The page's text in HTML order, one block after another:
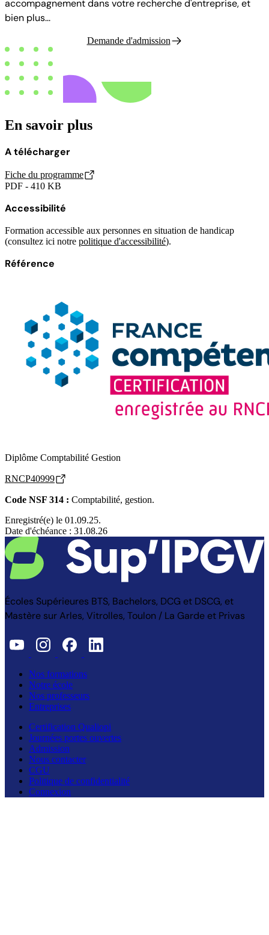
accompagnement dans votre recherche d'entreprise, et
bien plus...
Demande d'admission
En savoir plus
A télécharger
Fiche du programme
PDF - 410 KB
Accessibilité
Formation accessible aux personnes en situation de handicap
(consultez ici notre politique d'accessibilité).
Référence
Diplôme Comptabilité Gestion
RNCP40999
Code NSF 314 : Comptabilité, gestion.
Enregistré(e) le 01.09.25.
Date d'échéance : 31.08.26
Écoles Supérieures BTS, Bachelors, DCG et DSCG, et
Mastère sur Arles, Vitrolles, Toulon / La Garde et Privas
Nos formations
Notre école
Nos professeurs
Entreprises
Certification Qualiopi
Journées portes ouvertes
Admission
Nous contacter
CGU
Politique de confidentialité
Connexion